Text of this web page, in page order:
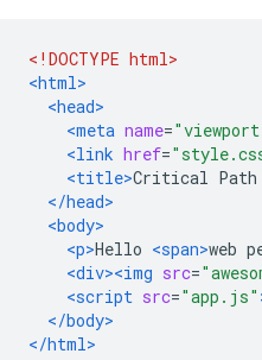
<!DOCTYPE html>
<html>
<head>
<meta name=
<link href=
<title>Critical
</head>
<body>
<p>Hello <span>web
<div><img src=
<script src="app.js"
</body>
</html>